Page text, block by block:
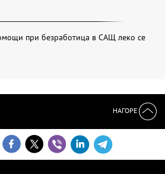
при безработица в САЩ леко се
НАГОРЕ